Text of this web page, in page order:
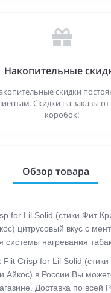
Накопительные
скидки
Скидки на заказы от
коробок!
Обзор товара
for Lil Solid (стики Фит
цитрусовый вкус с
системы нагревания
Fiit Crisp for Lil Solid
Айкос) в России Вы
Доставка по всей